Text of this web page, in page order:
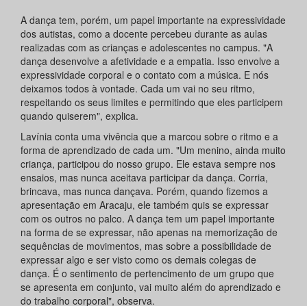
A dança tem, porém, um papel importante na expressividade
dos autistas, como a docente percebeu durante as aulas
realizadas com as crianças e adolescentes no campus. "A
dança desenvolve a afetividade e a empatia. Isso envolve a
expressividade corporal e o contato com a música. E nós
deixamos todos à vontade. Cada um vai no seu ritmo,
respeitando os seus limites e permitindo que eles participem
quando quiserem", explica.
Lavínia conta uma vivência que a marcou sobre o ritmo e a
forma de aprendizado de cada um. "Um menino, ainda muito
criança, participou do nosso grupo. Ele estava sempre nos
ensaios, mas nunca aceitava participar da dança. Corria,
brincava, mas nunca dançava. Porém, quando fizemos a
apresentação em Aracaju, ele também quis se expressar
com os outros no palco. A dança tem um papel importante
na forma de se expressar, não apenas na memorização de
sequências de movimentos, mas sobre a possibilidade de
expressar algo e ser visto como os demais colegas de
dança. É o sentimento de pertencimento de um grupo que
se apresenta em conjunto, vai muito além do aprendizado e
do trabalho corporal", observa.